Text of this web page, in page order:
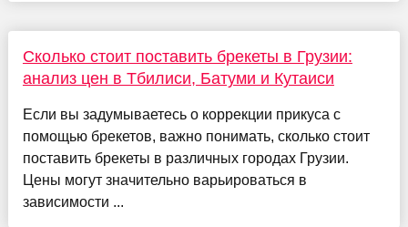
Сколько стоит поставить брекеты в Грузии:
анализ цен в Тбилиси, Батуми и Кутаиси
Если вы задумываетесь о коррекции прикуса с
помощью брекетов, важно понимать, сколько стоит
поставить брекеты в различных городах Грузии.
Цены могут значительно варьироваться в
зависимости ...